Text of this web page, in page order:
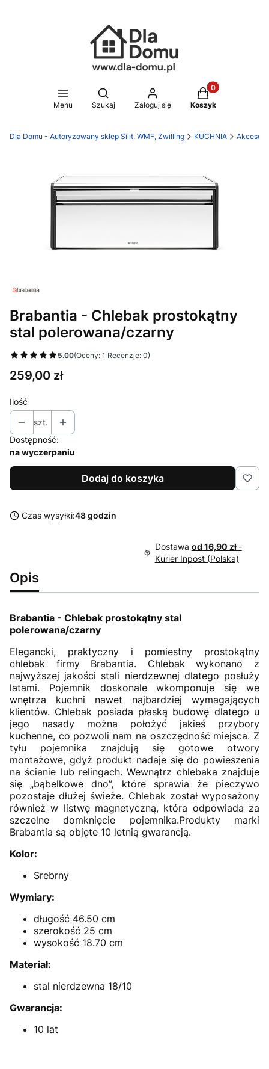
Menu
Otwórz wyszukiwarkę
Szukaj Zaloguj się
Produkty w
Koszyk
Dla Domu - Autoryzowany sklep Silit, WMF, Zwilling KUCHNIA
Brabantia - Chlebak prostokątny
stal polerowana/czarny
5.00(Oceny: 1 Recenzje: 0)
Cena
259,00 zł
Ilość
szt.
Dostępność:
na wyczerpaniu
Dodaj do koszyka
Czas wysyłki:48 godzin
Dostawa od 16,90 zł -
Kurier Inpost (Polska)
Opis
Brabantia - Chlebak prostokątny stal
polerowana/czarny
Elegancki, praktyczny i pomiestny prostokątny
chlebak firmy Brabantia. Chlebak wykonano z
najwyższej jakości stali nierdzewnej dlatego posłuży
latami. Pojemnik doskonale wkomponuje się we
wnętrza kuchni nawet najbardziej wymagających
klientów. Chlebak posiada płaską budowę dlatego u
jego nasady można położyć jakieś przybory
kuchenne, co pozwoli nam na oszczędność miejsca. Z
tyłu pojemnika znajdują się gotowe otwory
montażowe, gdyż produkt nadaje się do powieszenia
na ścianie lub relingach. Wewnątrz chlebaka znajduje
się „bąbelkowe dno”, które sprawia że pieczywo
pozostaje dłużej świeże. Chlebak został wyposażony
również w listwę magnetyczną, która odpowiada za
szczelne domknięcie pojemnika.Produkty marki
Brabantia są objęte 10 letnią gwarancją.
Kolor:
Srebrny
Wymiary:
długość 46.50 cm
szerokość 25 cm
wysokość 18.70 cm
Materiał:
stal nierdzewna 18/10
Gwarancja:
10 lat